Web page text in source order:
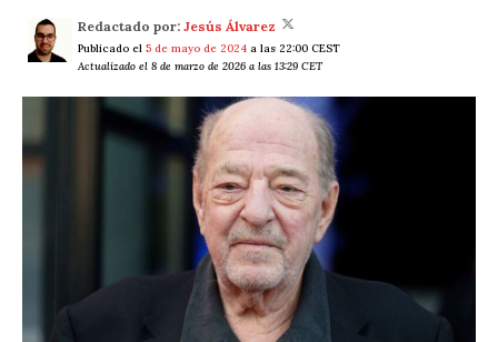
Redactado por: Jesús Álvarez
Publicado el 5 de mayo de 2024 a las 22:00 CEST
Actualizado el 8 de marzo de 2026 a las 13:29 CET